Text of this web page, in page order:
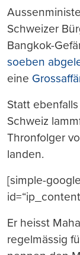
Schweizer
Bangkok-
soeben
eine
Statt
Schweiz
Thronfolger
landen.
[simple-
Er heisst
regelmässig